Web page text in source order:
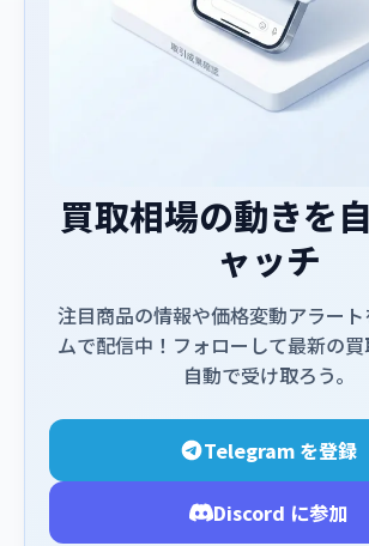
買取相場の動きを
ャッチ
注目商品の情報や価格変動アラー
ムで配信中！フォローして最新の
自動で受け取ろう。
Telegram を登録
Discord に参加